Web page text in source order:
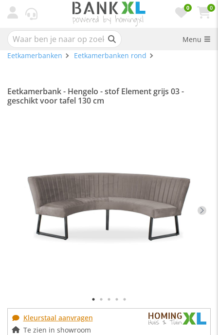
0 0
Menu
Eetkamerbanken
Eetkamerbanken rond
Eetkamerbank - Hengelo - stof Element grijs 03 -
geschikt voor tafel 130 cm
Kleurstaal aanvragen
Te zien in showroom